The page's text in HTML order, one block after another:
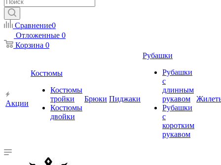
Сравнение0
Отложенные 0
Корзина 0
Акции
Костюмы
Костюмы
тройки
Костюмы
двойки
Брюки Пиджаки
Рубашки
Рубашки
с
длинным
рукавом
Рубашки
с
коротким
рукавом